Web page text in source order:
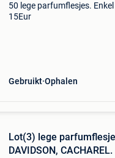
50 lege parfumflesjes.
15Eur
Gebruikt Ophalen
Lot(3) lege
DAVIDSON, CACHAREL.